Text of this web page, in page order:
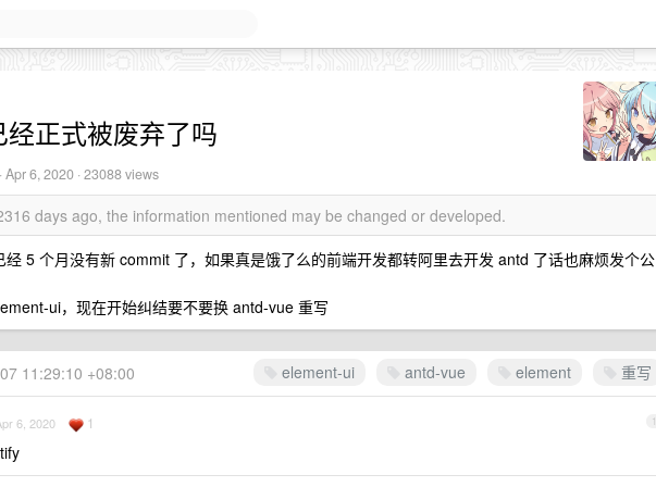
正式被废弃了吗
·Apr 6, 2020 · 23088 views
days ago, the information mentioned may be changed or developed.
经 5 个月没有新 commit 了，如果真是饿了么的前端开发都转阿里去开发 antd 了话也麻烦发个公
ui，现在开始纠结要不要换 antd-vue 重写
element-ui antd-vue element 重写
11:29:10 +08:00
1
6, 2020 1